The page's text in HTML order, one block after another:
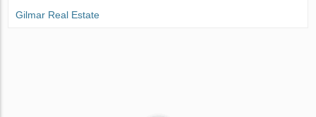
Gilmar Real Estate